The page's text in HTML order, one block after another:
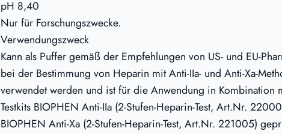
pH 8,40
Nur für Forschungszwecke.
Verwendungszweck
Kann als Puffer gemäß der Empfehlungen von US- und EU-
bei der Bestimmung von Heparin mit Anti-IIa- und Anti-Xa-
verwendet werden und ist für die Anwendung in Kombination
Testkits BIOPHEN Anti-IIa (2-Stufen-Heparin-Test, Art.Nr.
BIOPHEN Anti-Xa (2-Stufen-Heparin-Test, Art.Nr. 221005)